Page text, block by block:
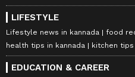
LIFESTYLE
Lifestyle news in kannada
food
health tips in kannada
kitchen tips
EDUCATION & CAREER